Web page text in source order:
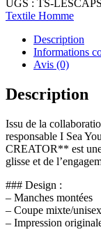
shirt
“Les
Caps”
Grey
–
X
Sea
You
–
Modèle
UGS : TS-
Textile Homme
Description
Informations
Avis (0)
Description
Issu de la
responsable I Sea
CREATOR** est
glisse et de
### Design :
– Manches montées
– Coupe mixte/
– Impression